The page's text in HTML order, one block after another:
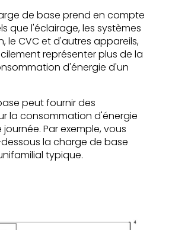
de base prend en compte
que l'éclairage, les systèmes
le CVC et d'autres appareils,
représenter plus de la
d'énergie d'un
peut fournir des
la consommation d'énergie
Par exemple, vous
la charge de base
typique.